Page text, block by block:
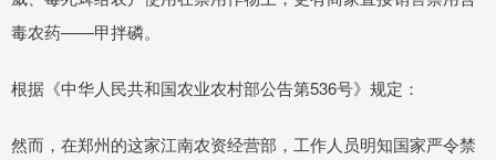
毒农药——甲拌磷。
根据《中华人民共和国农业农村部公告第536号》规定：
然而，在郑州的这家江南农资经营部，工作人员明知国家严令禁